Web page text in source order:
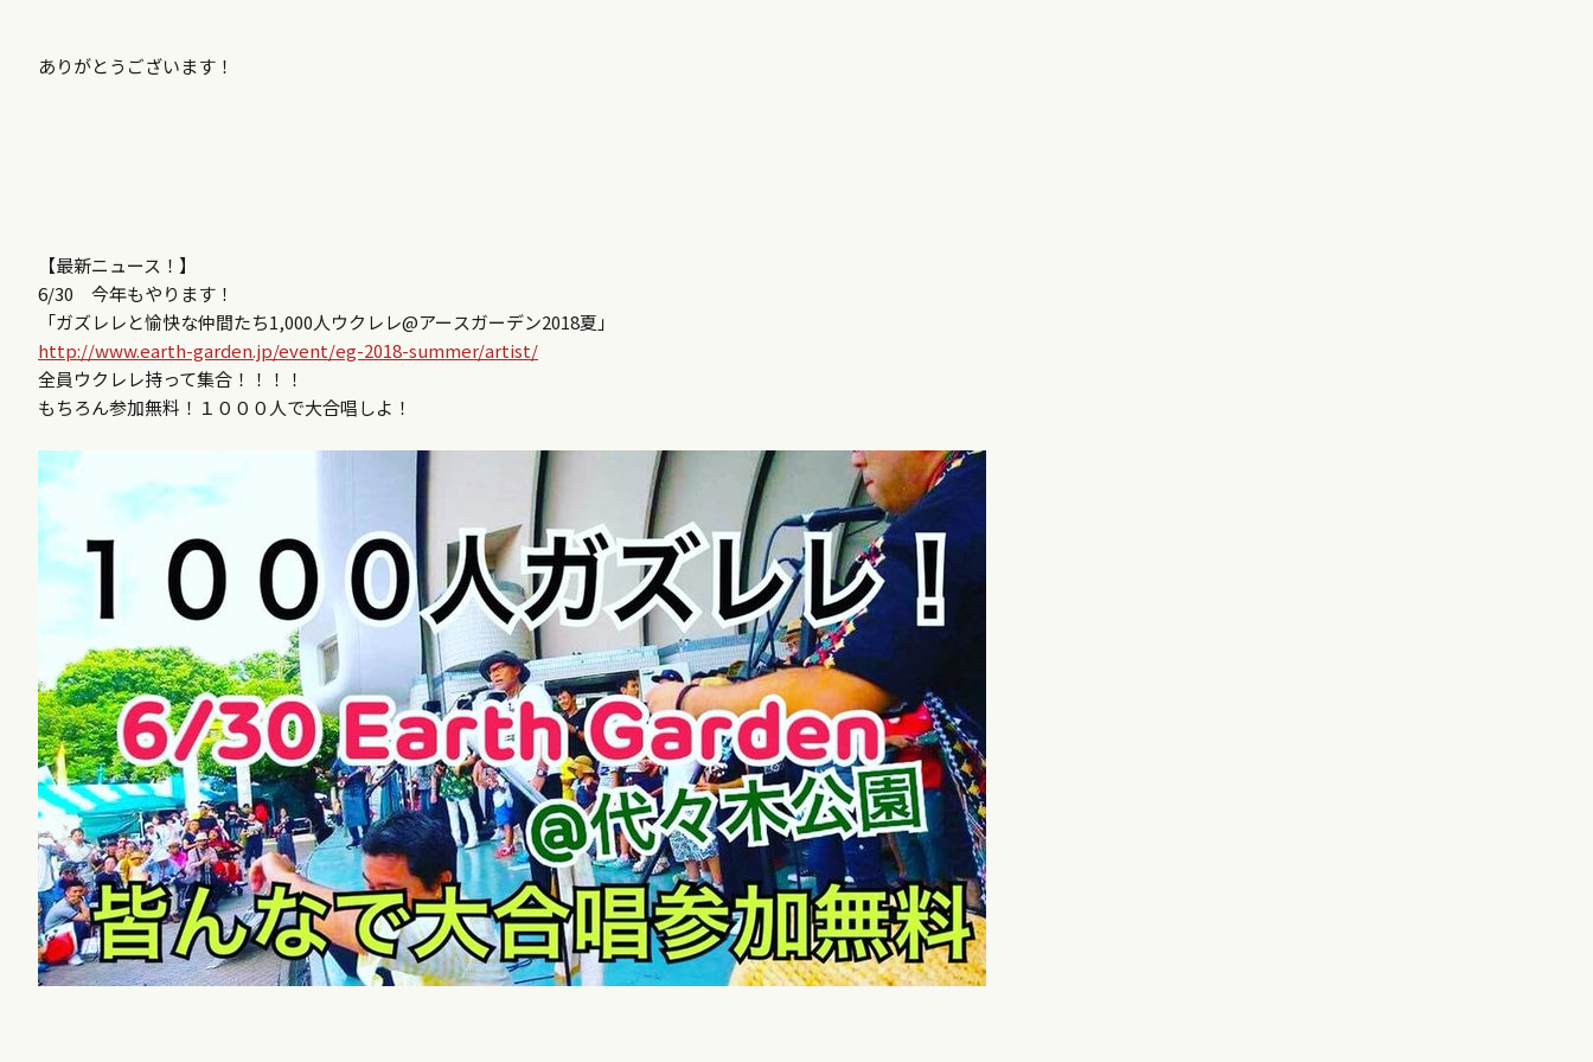
ありがとうございます！
【最新ニュース！】
6/30 今年もやります！
「ガズレレと愉快な仲間たち1,000人ウクレレ@アースガーデン2018夏」
http://www.earth-garden.jp/event/eg-2018-summer/artist/
全員ウクレレ持って集合！！！！
もちろん参加無料！１０ ００人で大合唱しよ！